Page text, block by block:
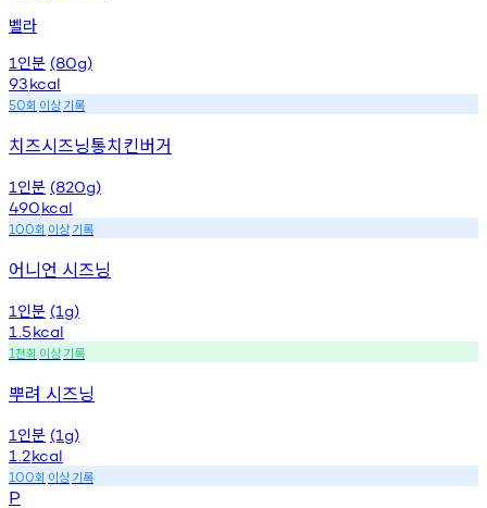
벨라
1 인분 (80g)
93kcal
50회 이상기록
치즈시즈닝통치킨버거
1 인분 (820g)
490kcal
100회 이상기록
어니언 시즈닝
1 인분 (1g)
1.5kcal
1천회 이상기록
뿌려 시즈닝
1 인분 (1g)
1.2kcal
100회 이상기록
P